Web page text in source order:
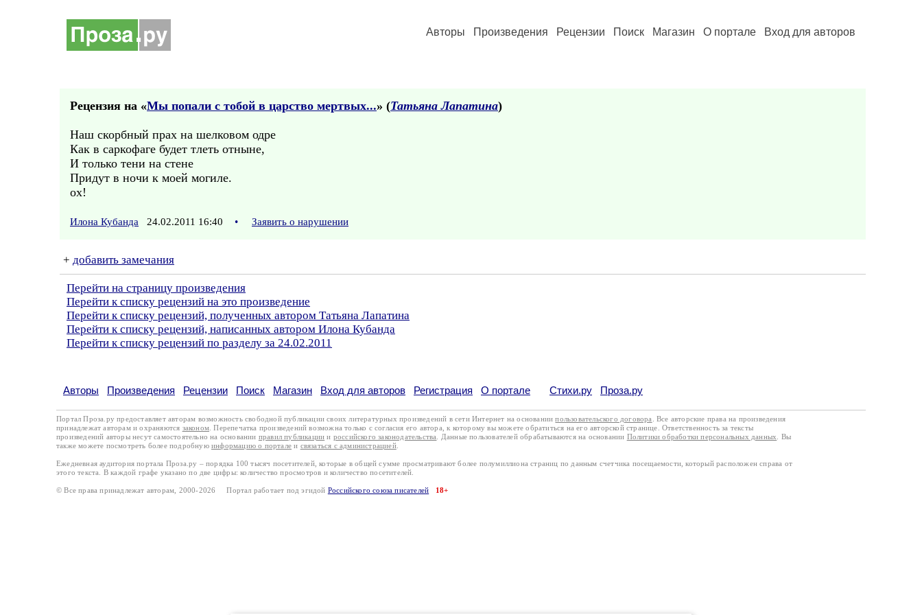
Авторы Произведения Рецензии Поиск Магазин О портале Вход для авторов
Рецензия на «Мы попали с тобой в царство мертвых...» (Татьяна Лапатина)
Наш скорбный прах на шелковом одре
Как в саркофаге будет тлеть отныне,
И только тени на стене
Придут в ночи к моей могиле.
ох!
Илона Кубанда 24.02.2011 16:40 • Заявить о нарушении
+ добавить замечания
Перейти на страницу произведения
Перейти к списку рецензий на это произведение
Перейти к списку рецензий, полученных автором Татьяна Лапатина
Перейти к списку рецензий, написанных автором Илона Кубанда
Перейти к списку рецензий по разделу за 24.02.2011
Авторы Произведения Рецензии Поиск Магазин Вход для авторов Регистрация О портале Стихи.ру Проза.ру
Портал Проза.ру предоставляет авторам возможность свободной публикации своих литературных произведений в сети Интернет на основаниипользовательского договора
. Все авторские права на произведения
принадлежат авторам и охраняются законом . Перепечатка произведений возможна только с согласия его автора, к которому вы можете обратиться на его авторской странице. Ответственность за тексты
произведений авторы несут самостоятельно на основании правил публикации и российского законодательства . Данные пользователей обрабатываются на основании Политики обработки персональных данных
. Вы
также можете посмотреть более подробную информацию о портале и связаться с администрацией.
Ежедневная аудитория портала Проза.ру – порядка 100 тысяч посетителей, которые в общей сумме просматривают более полумиллиона страниц по данным счетчика посещаемости, который расположен справа от
этого текста. В каждой графе указано по две цифры: количество просмотров и количество посетителей.
© Все права принадлежат авторам, 2000-2026 Портал работает под эгидой Российского союза писателей 18+